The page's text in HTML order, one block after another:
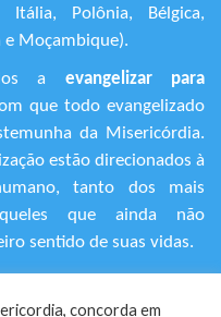
Polônia, Bélgica,
e Moçambique).
a evangelizar para
que todo evangelizado
da Misericórdia.
estão direcionados à
tanto dos mais
que ainda não
sentido de suas vidas.
concorda em